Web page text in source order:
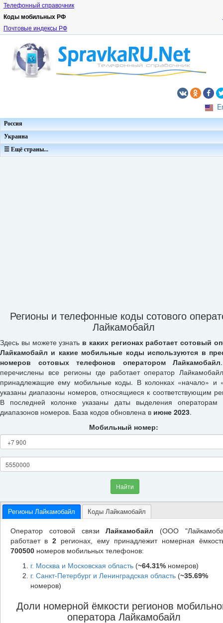
Телефонный справочник
Коды мобильных РФ
Почтовые индексы РФ
Россия
Украина
☰ Ещё страны...
Регионы и телефонные коды сотового
Лайкамобайл
Здесь вы можете узнать в каких регионах работает сотовый
Лайкамобайл и какие мобильные коды используются в
номеров сотовых телефонов оператором Лайкамобайл
перечислены все регионы где работает оператор
принадлежащие ему мобильные коды. В колонках «начало» и
указаны диапазоны номеров, относящиеся к соответствующим
В последней колонке указаны даты выделения операторам
диапазонов номеров. База кодов обновлена в июне 2023.
Мобильный номер:
Найти
Регионы Лайкамобайл Коды Лайкамобайл
Оператор сотовой связиЛайкамобайл (ООО
работает в2 регионах, ему принадлежит номерная
700500номеров мобильных телефонов:
г. Москва и Московская область(~64.31%номеров)
г. Санкт-Петербург и Ленинградская область(~35.69%
номеров)
Доли номерной ёмкости регионов
оператора Лайкамобайл